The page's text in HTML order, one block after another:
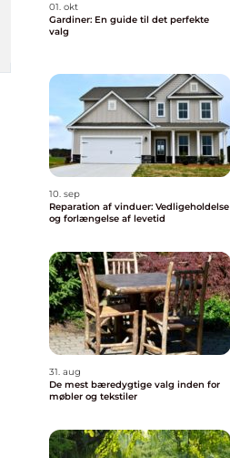
01. okt
Gardiner: En guide til det perfekte
valg
10. sep
Reparation af vinduer: Vedligeholdelse
og forlængelse af levetid
31. aug
De mest bæredygtige valg inden for
møbler og tekstiler